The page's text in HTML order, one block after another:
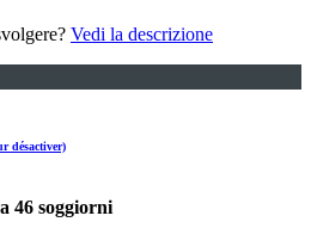
Vedi la descrizione
désactiver)
46 soggiorni